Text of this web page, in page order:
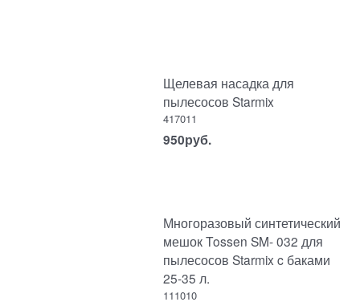
Щелевая насадка для
пылесосов Starmix
417011
950руб.
Многоразовый синтетический
мешок Tossen SM- 032 для
пылесосов Starmix c баками
25-35 л.
111010